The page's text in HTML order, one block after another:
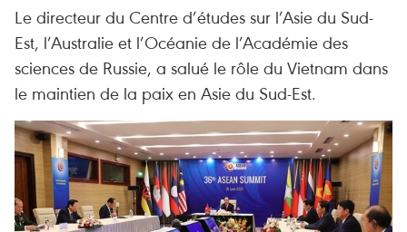
Le directeur du Centre d’études sur l’Asie du Sud-
Est, l’Australie et l’Océanie de l’Académie des
sciences de Russie, a salué le rôle du Vietnam dans
le maintien de la paix en Asie du Sud-Est.